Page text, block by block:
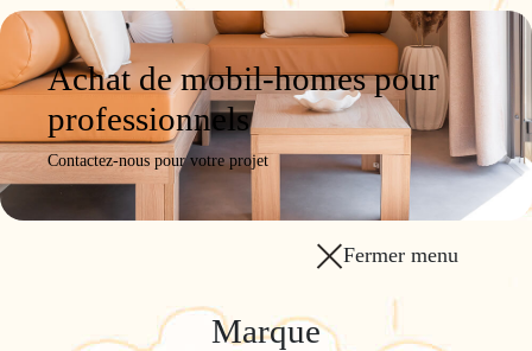
Achat de mobil-homes pour
professionnels
Contactez-nous pour votre projet
Fermer menu
Marque